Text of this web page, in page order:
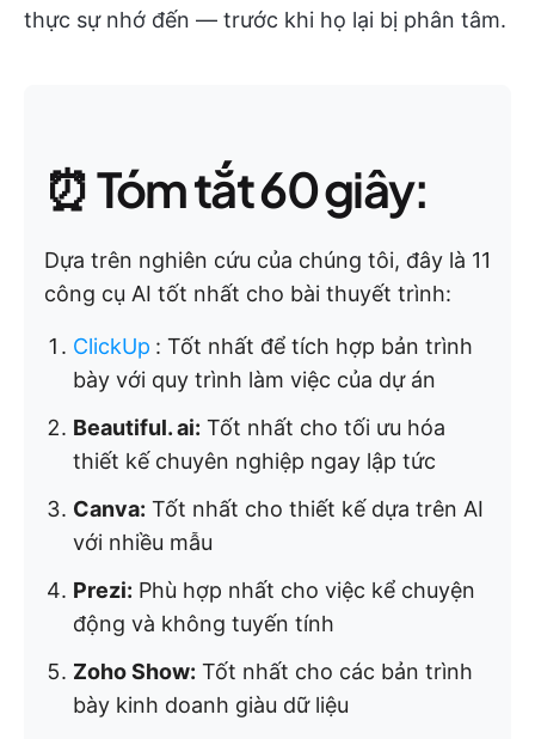
thực sự nhớ đến — trước khi họ lại bị phân tâm.
⏰ Tóm tắt 60 giây:
Dựa trên nghiên cứu của chúng tôi, đây là 11
công cụ AI tốt nhất cho bài thuyết trình:
ClickUp : Tốt nhất để tích hợp bản trình
bày với quy trình làm việc của dự án
Beautiful. ai: Tốt nhất cho tối ưu hóa
thiết kế chuyên nghiệp ngay lập tức
Canva: Tốt nhất cho thiết kế dựa trên AI
với nhiều mẫu
Prezi: Phù hợp nhất cho việc kể chuyện
động và không tuyến tính
Zoho Show: Tốt nhất cho các bản trình
bày kinh doanh giàu dữ liệu